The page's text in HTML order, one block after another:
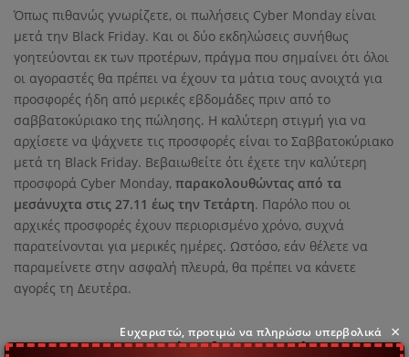
Όπως πιθανώς γνωρίζετε, οι πωλήσεις Cyber ​​Monday είναι
μετά την Black Friday. Και οι δύο εκδηλώσεις συνήθως
γοητεύονται εκ των προτέρων, πράγμα που σημαίνει ότι όλοι
οι αγοραστές θα πρέπει να έχουν τα μάτια τους ανοιχτά για
προσφορές ήδη από μερικές εβδομάδες πριν από το
σαββατοκύριακο της πώλησης. Η καλύτερη στιγμή για να
αρχίσετε να ψάχνετε τις προσφορές είναι το Σαββατοκύριακο
μετά τη Black Friday. Βεβαιωθείτε ότι έχετε την καλύτερη
προσφορά Cyber ​​Monday, παρακολουθώντας από τα
μεσάνυχτα στις 27.11 έως την Τετάρτη. Παρόλο που οι
αρχικές προσφορές έχουν περιορισμένο χρόνο, συχνά
παρατείνονται για μερικές ημέρες. Ωστόσο, εάν θέλετε να
παραμείνετε στην ασφαλή πλευρά, θα πρέπει να κάνετε
αγορές τη Δευτέρα.
Οι πιο σημαντικές πληροφορίες για
Ευχαριστώ, προτιμώ να πληρώσω υπερβολικά ×